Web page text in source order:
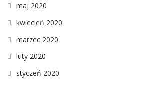
maj 2020
kwiecień 2020
marzec 2020
luty 2020
styczeń 2020